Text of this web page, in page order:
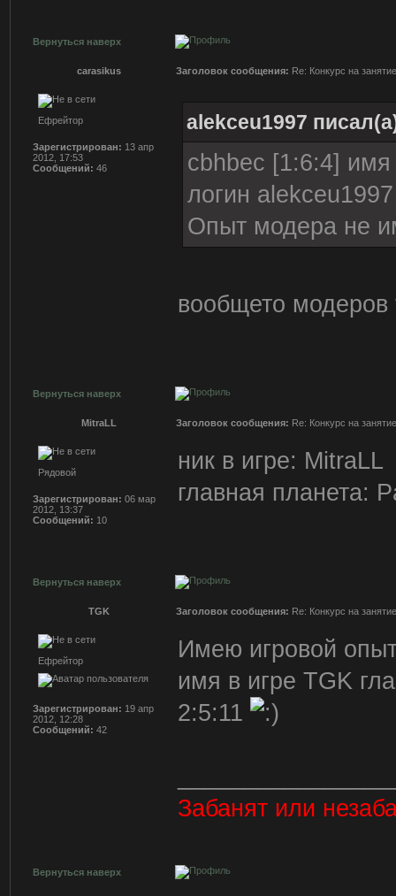
Вернуться наверх
carasikus Заголовок сообщения: Re: Конкурс на
Ефрейтор
Зарегистрирован: 13 апр
2012, 17:53
Сообщений: 46
alekceu1997
cbhbec [1:6:4] имя
логин alekceu1997
Опыт модера не
вообщето модеров
Вернуться наверх
MitraLL Заголовок сообщения: Re: Конкурс на
Рядовой
Зарегистрирован: 06 мар
2012, 13:37
Сообщений: 10
ник в игре: MitraLL
главная планета:
Вернуться наверх
TGK Заголовок сообщения: Re: Конкурс на
Ефрейтор
Зарегистрирован: 19 апр
2012, 12:28
Сообщений: 42
Имею игровой
имя в игре TGK
2:5:11
Забанят или
Вернуться наверх